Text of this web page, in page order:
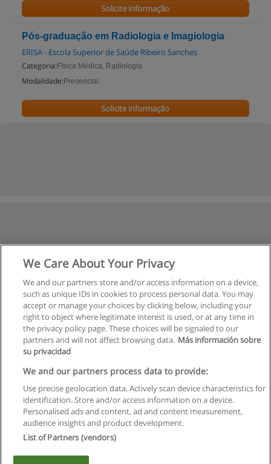
Solicite informação
Pós-graduação em Radiologia e Imagiologia
ERISA - Escola Superior de Saúde Ribeiro Sanches
Categoria: Física Médica, Radiologia
Modalidade: Presencial
Solicite informação
Regras de uso
Privacidade de dados
We Care About Your Privacy
We and our partners store and/or access information on a device,
such as unique IDs in cookies to process personal data. You may
accept or manage your choices by clicking below, including your
right to object where legitimate interest is used, or at any time in
the privacy policy page. These choices will be signaled to our
partners and will not affect browsing data. Más información sobre
su privacidad
We and our partners process data to provide:
Use precise geolocation data. Actively scan device characteristics for
identification. Store and/or access information on a device.
Personalised ads and content, ad and content measurement,
audience insights and product development.
List of Partners (vendors)